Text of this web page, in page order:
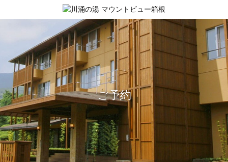
HOME
温泉
ご予約
ご予約